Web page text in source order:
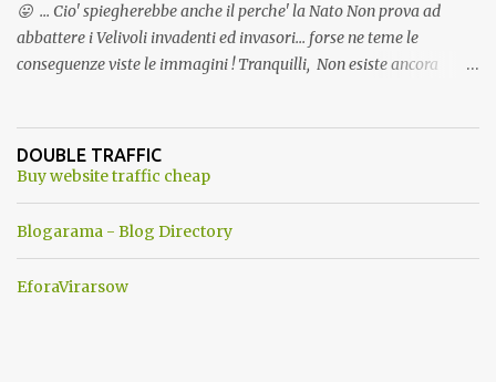
😛 ... Cio' spiegherebbe anche il perche' la Nato Non prova ad
abbattere i Velivoli invadenti ed invasori... forse ne teme le
conseguenze viste le immagini ! Tranquilli, Non esiste ancora
ancora una fantasia Nato o forse una "False Flag", per provocare
una guerra mondiale che difficilmente da menti sane, potrebbe
DOUBLE TRAFFIC
Buy website traffic cheap
Blogarama - Blog Directory
EforaVirarsow